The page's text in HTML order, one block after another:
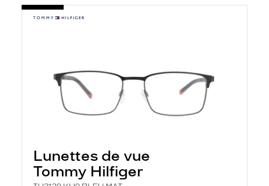
Lunettes de vue
Tommy Hilfiger